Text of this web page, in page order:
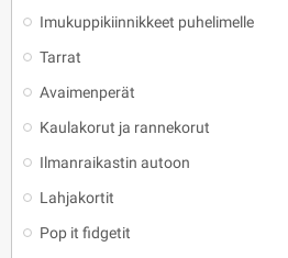
Imukuppikiinnikkeet puhelimelle
Tarrat
Avaimenperät
Kaulakorut ja rannekorut
Ilmanraikastin autoon
Lahjakortit
Pop it fidgetit